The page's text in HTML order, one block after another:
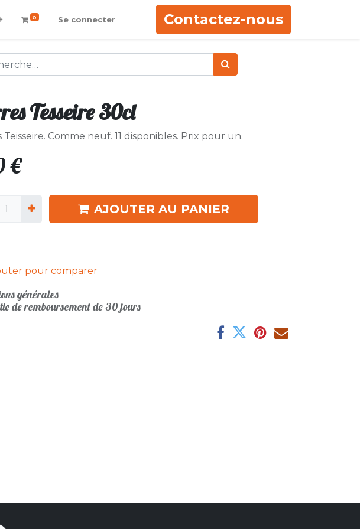
0 Se connecter Contactez-nous
Tesseire 30cl
Teisseire. Comme neuf. 11 disponibles. Prix pour un.
€
AJOUTER AU PANIER
pour comparer
générales
de remboursement de 30 jours